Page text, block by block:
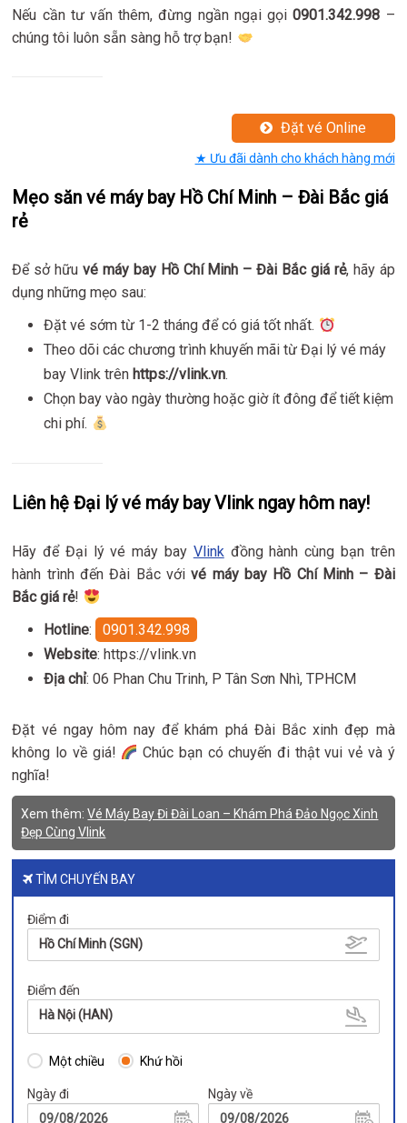
Nếu cần tư vấn thêm, đừng ngần ngại gọi0901.342.998 –
chúng tôi luôn sẵn sàng hỗ trợ bạn!
Đặt vé Online
★ Ưu đãi dành cho khách hàng mới
Mẹo săn vé máy bay Hồ Chí Minh – Đài Bắc giá
rẻ
Để sở hữuvé máy bay Hồ Chí Minh – Đài Bắc giá rẻ, hãy áp
dụng những mẹo sau:
Đặt vé sớm từ 1-2 tháng để có giá tốt nhất.
Theo dõi các chương trình khuyến mãi từ Đại lý vé máy
bay Vlink trên https://vlink.vn.
Chọn bay vào ngày thường hoặc giờ ít đông để tiết kiệm
chi phí.
Liên hệ Đại lý vé máy bay Vlink ngay hôm nay!
Hãy để Đại lý vé máy bay Vlinkđồng hành cùng bạn trên
hành trình đến Đài Bắc vớivé máy bay Hồ Chí Minh – Đài
Bắc giá rẻ!
Hotline:
0901.342.998
Website: https://vlink.vn
Địa chỉ: 06 Phan Chu Trinh, P Tân Sơn Nhì, TPHCM
Đặt vé ngay hôm nay để khám phá Đài Bắc xinh đẹp mà
không lo về giá!
Chúc bạn có chuyến đi thật vui vẻ và ý
nghĩa!
Xem thêm:Vé Máy Bay Đi Đài Loan – Khám Phá Đảo Ngọc Xinh
Đẹp Cùng Vlink
TÌM CHUYẾN BAY
Điểm đi
Hồ Chí Minh (SGN)
Điểm đến
Hà Nội (HAN)
Một chiều Khứ hồi
Ngày đi Ngày về